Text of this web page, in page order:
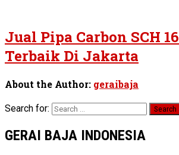
Jual Pipa Carbon SCH
Terbaik Di Jakarta
About the Author: geraibaja
Search for:
GERAI BAJA INDONESIA